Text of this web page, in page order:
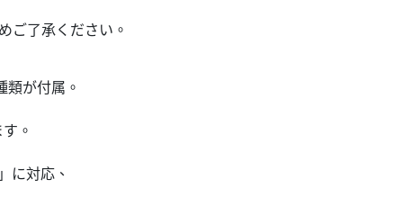
ご了承ください。
類が付属。
。
に対応、